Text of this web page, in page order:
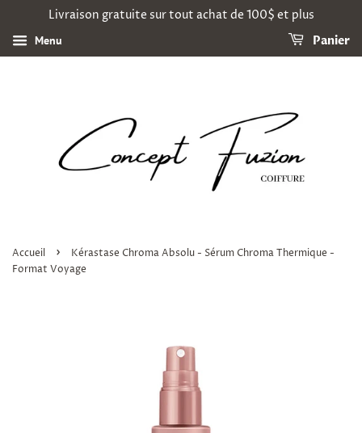
Livraison gratuite sur tout achat de 100$ et plus
Menu Panier
Accueil ›
Kérastase Chroma Absolu - Sérum Chroma Thermique -
Format Voyage